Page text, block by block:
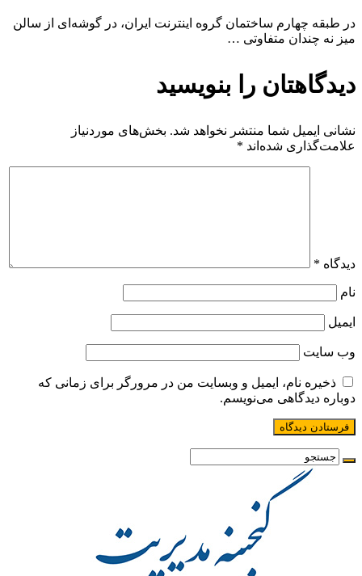
در طبقه چهارم ساختمان گروه اینترنت ایران، در گوشه‌ای از سالن
میز نه چندان متفاوتی …
دیدگاهتان را بنویسید
نشانی ایمیل شما منتشر نخواهد شد. بخش‌های موردنیاز
علامت‌گذاری شده‌اند *
دیدگاه *
نام
ایمیل
وب‌ سایت
ذخیره نام، ایمیل و وبسایت من در مرورگر برای زمانی که
دوباره دیدگاهی می‌نویسم.